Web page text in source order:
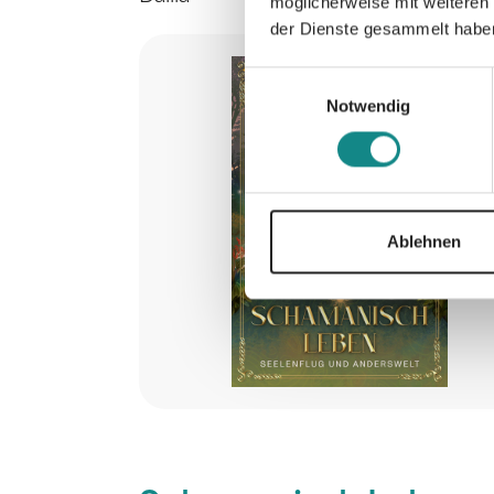
der Dienste gesammelt
Einwilligungsauswahl
Notwendig
Ablehnen